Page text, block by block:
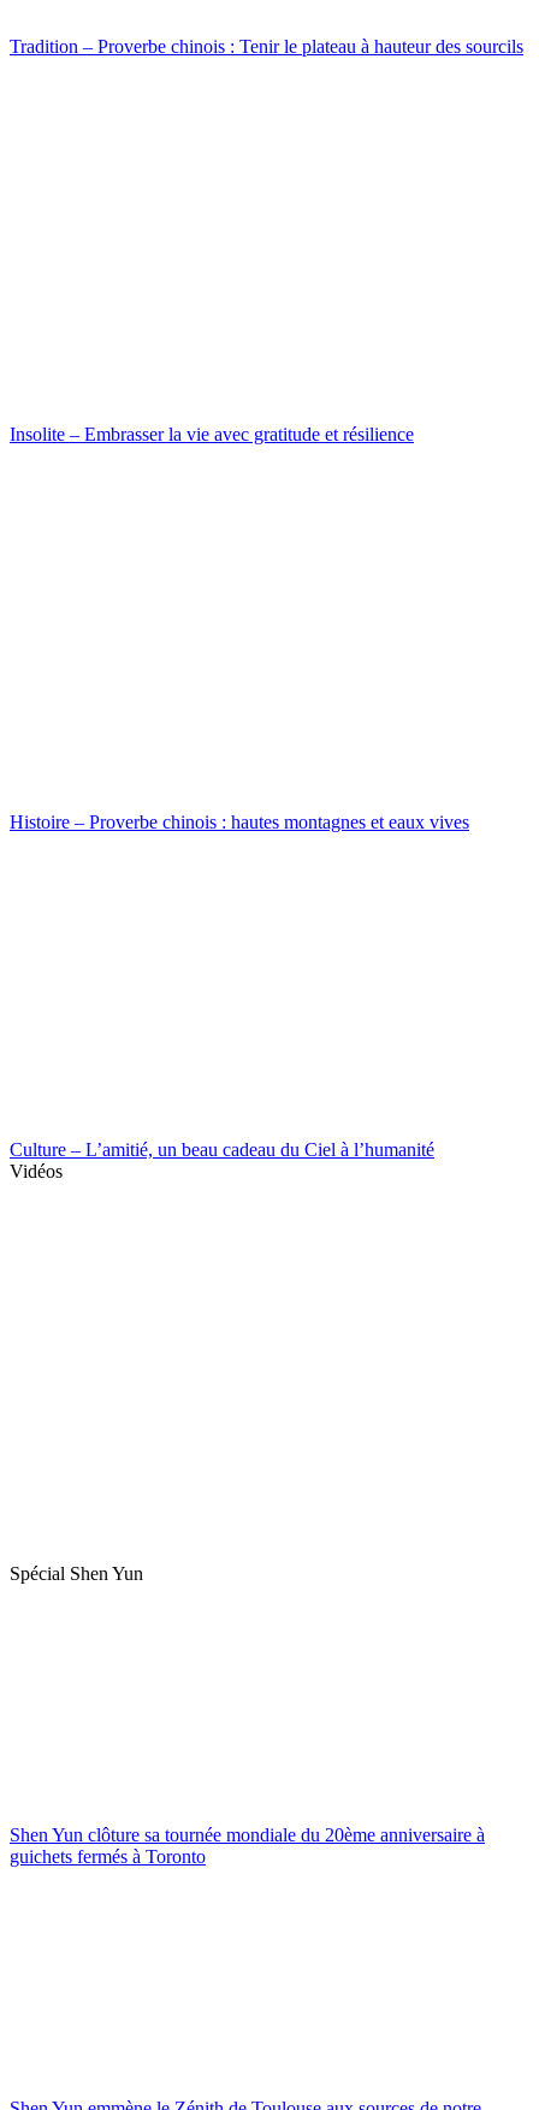
Tradition – Proverbe chinois : Tenir le plateau à hauteur des sourcils
Insolite – Embrasser la vie avec gratitude et résilience
Histoire – Proverbe chinois : hautes montagnes et eaux vives
Culture – L’amitié, un beau cadeau du Ciel à l’humanité
Vidéos
Spécial Shen Yun
Shen Yun clôture sa tournée mondiale du 20ème anniversaire à
guichets fermés à Toronto